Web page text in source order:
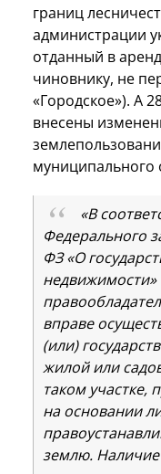
границ
администрации
отданный в
чиновнику, не
«Городское»). А
внесены
муниципального
«В
Федерального
ФЗ «О
недвижимости»
вправе
(или)
жилой или
таком участке,
на основании
землю.